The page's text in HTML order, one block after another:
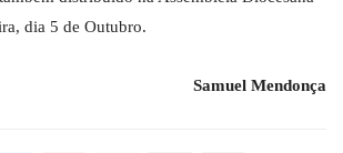
dia 5 de Outubro.
Samuel Mendonça